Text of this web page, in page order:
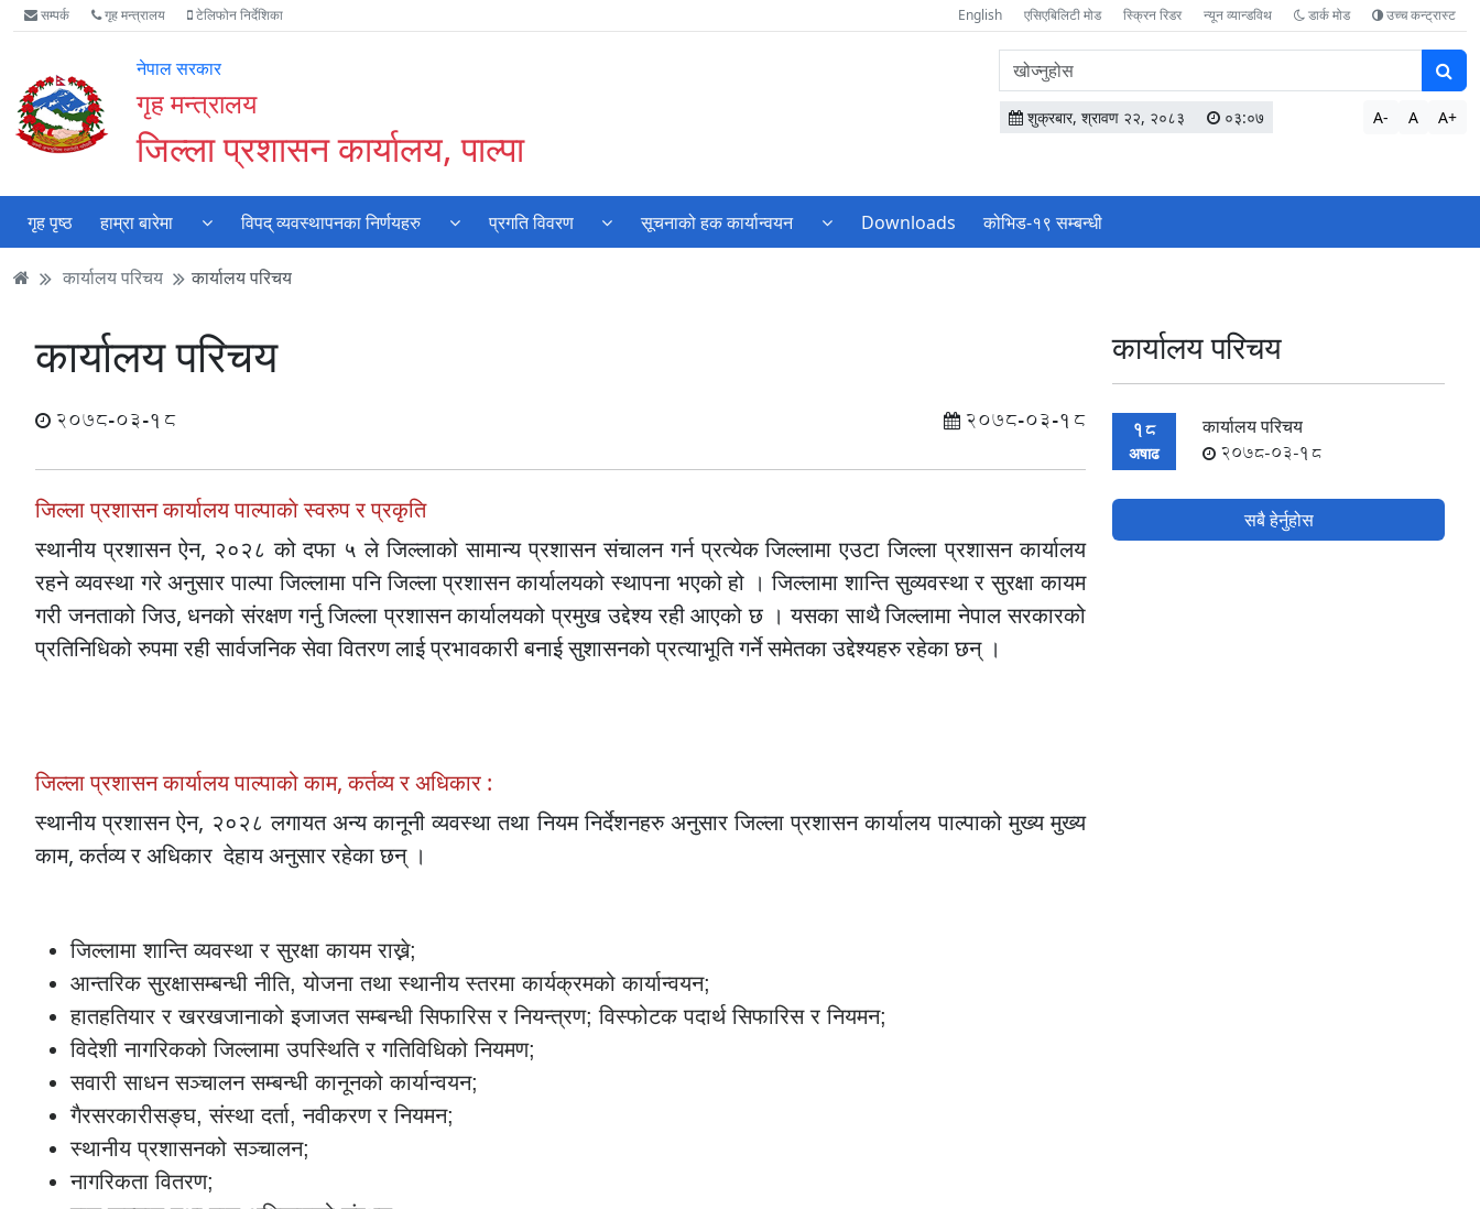
Accessibility
Mode
गर्नुहोस्
मुख्य
सामाग्री
मुख्य
नेभिगेसन
वेबसाइट
खोजमा
सम्पर्क गृह मन्त्रालय टेलिफोन निर्देशिका English एसिएबिलिटी मोड स्क्रिन रिडर न्यून व्यान्डविथ डार्क मोड उच्च कन्ट्रास्ट
नेपाल सरकार
गृह मन्त्रालय
जिल्ला प्रशासन कार्यालय, पाल्पा
वेबसाइटमा
सामग्री
खोज्नुहोस
शुक्रबार, श्रावण २२, २०८३ ०३:०७ A- A A+
गृह पृष्ठ हाम्रा बारेमा विपद् व्यवस्थापनका निर्णयहरु प्रगति विवरण सूचनाको हक कार्यान्वयन Downloads कोभिड-१९ सम्बन्धी
कार्यालय परिचय कार्यालय परिचय
कार्यालय परिचय
2078-03-18 2078-03-18
जिल्ला प्रशासन कार्यालय पाल्पाकाे स्वरुप र प्रकृति
स्थानीय प्रशासन ऐन, २०२८ को दफा ५ ले जिल्लाको सामान्य प्रशासन संचालन गर्न प्रत्येक जिल्लामा एउटा जिल्ला प्रशासन कार्यालय
रहने व्यवस्था गरे अनुसार पाल्पा जिल्लामा पनि जिल्ला प्रशासन कार्यालयको स्थापना भएको हो । जिल्लामा शान्ति सुव्यवस्था र सुरक्षा कायम
गरी जनताको जिउ, धनको संरक्षण गर्नु जिल्ला प्रशासन कार्यालयको प्रमुख उद्देश्य रही आएको छ । यसका साथै जिल्लामा नेपाल सरकारको
प्रतिनिधिको रुपमा रही सार्वजनिक सेवा वितरण लाई प्रभावकारी बनाई सुशासनको प्रत्याभूति गर्ने समेतका उद्देश्यहरु रहेका छन् ।
जिल्ला प्रशासन कार्यालय पाल्पाको काम, कर्तव्य र अधिकार :
स्थानीय प्रशासन ऐन, २०२८ लगायत अन्य कानूनी व्यवस्था तथा नियम निर्देशनहरु अनुसार जिल्ला प्रशासन कार्यालय पाल्पाको मुख्य मुख्य
काम, कर्तव्य र अधिकार देहाय अनुसार रहेका छन् ।
जिल्लामा शान्ति व्यवस्था र सुरक्षा कायम राख्ने;
आन्तरिक सुरक्षासम्बन्धी नीति, योजना तथा स्थानीय स्तरमा कार्यक्रमको कार्यान्वयन;
हातहतियार र खरखजानाको इजाजत सम्बन्धी सिफारिस र नियन्त्रण; विस्फोटक पदार्थ सिफारिस र नियमन;
विदेशी नागरिकको जिल्लामा उपस्थिति र गतिविधिको नियमण;
सवारी साधन सञ्चालन सम्बन्धी कानूनको कार्यान्वयन;
गैरसरकारीसङ्घ, संस्था दर्ता, नवीकरण र नियमन;
स्थानीय प्रशासनको सञ्चालन;
नागरिकता वितरण;
कार्यालय परिचय
18
अषाढ
कार्यालय परिचय
2078-03-18
सबै हेर्नुहोस